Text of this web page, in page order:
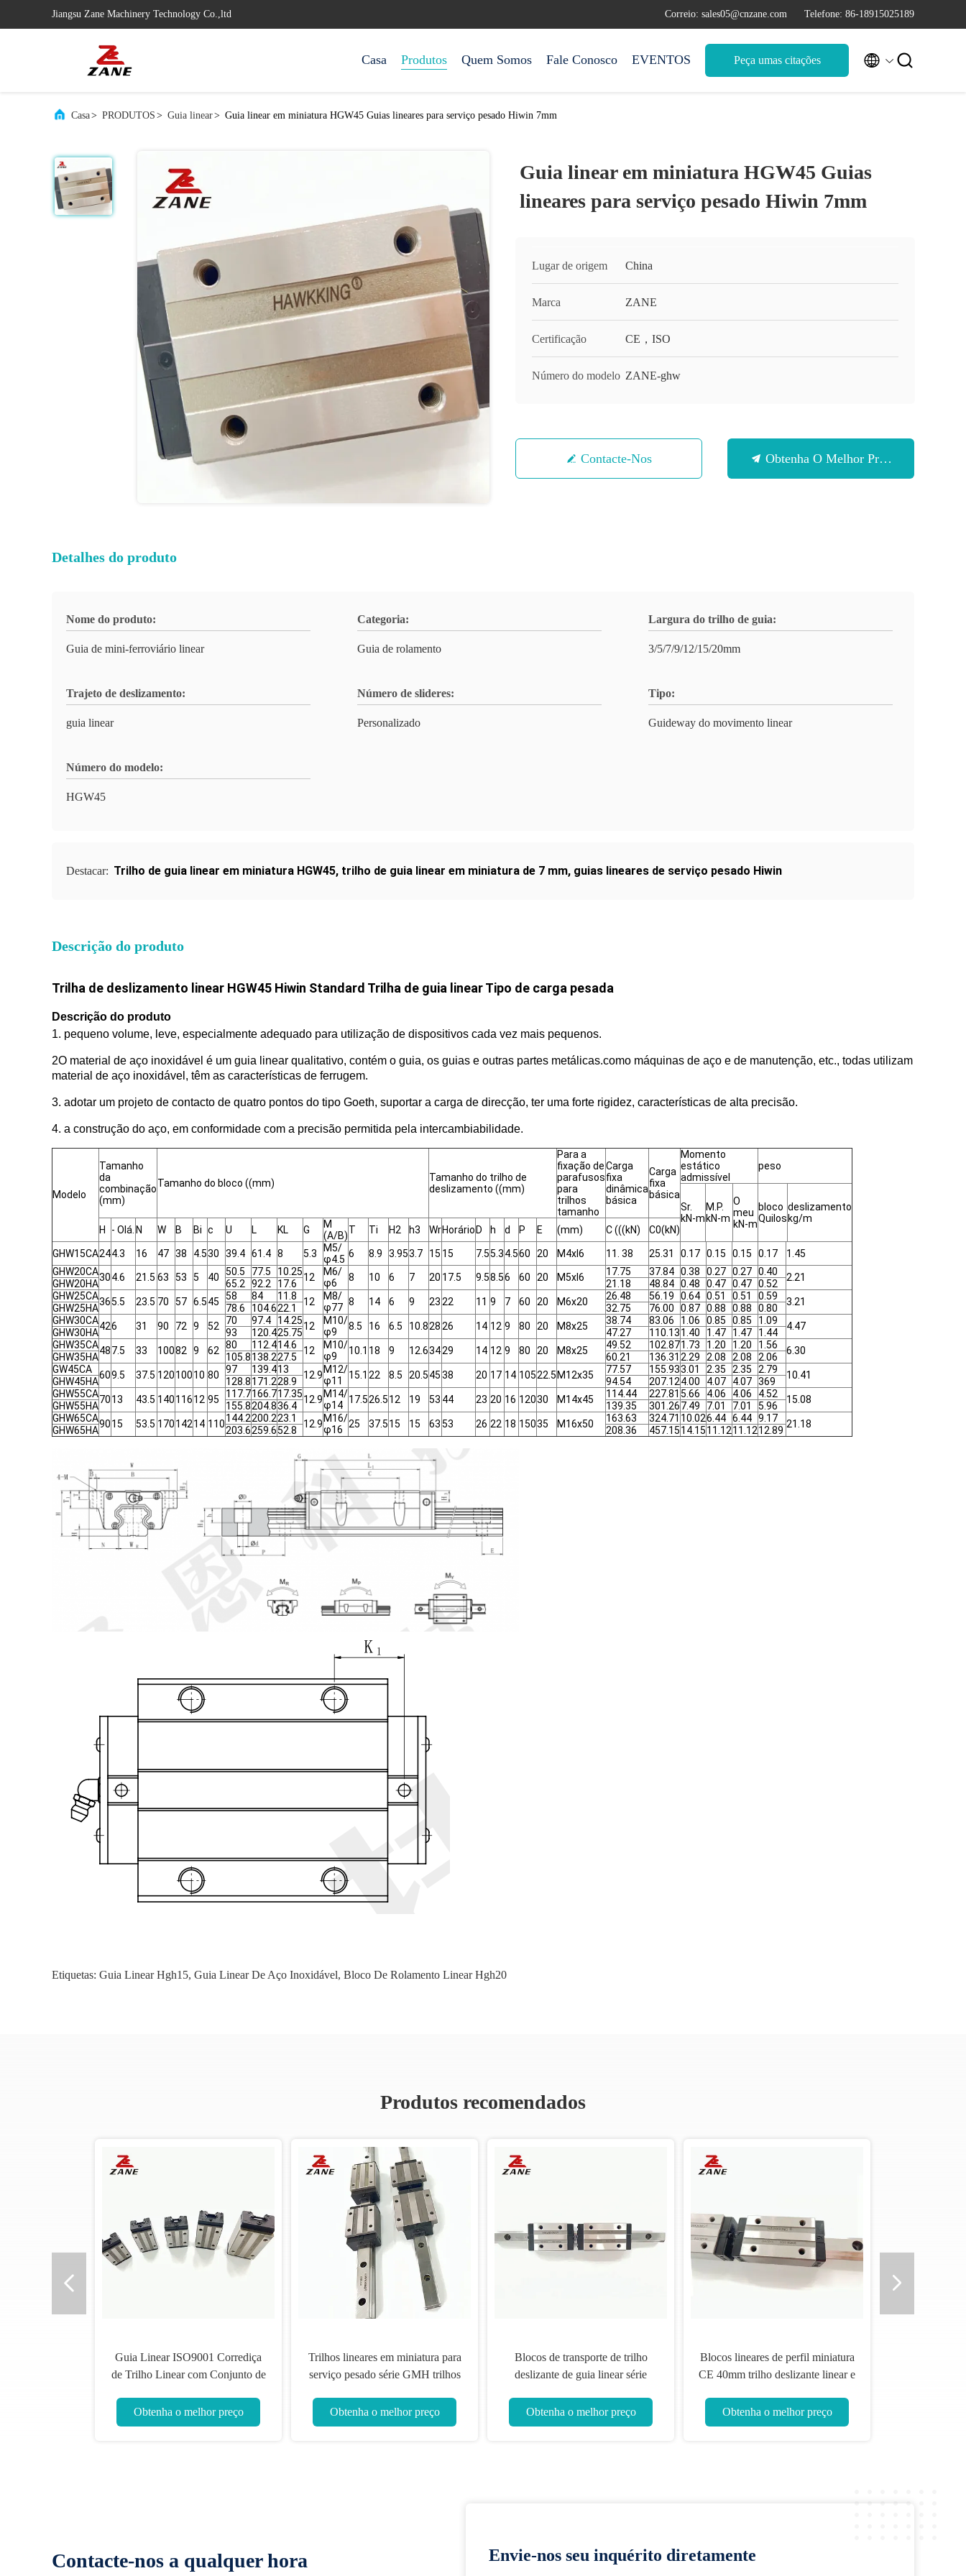
Jiangsu Zane Machinery Technology Co.,ltd Correio: sales05@cnzane.com Telefone: 86-18915025189
Casa Produtos Quem Somos Fale Conosco EVENTOS Peça umas citações  
Casa> PRODUTOS > Guia linear> Guia linear em miniatura HGW45 Guias lineares para serviço pesado Hiwin 7mm
Guia linear em miniatura HGW45 Guias
lineares para serviço pesado Hiwin 7mm
Lugar de origem China
Marca ZANE
Certificação CE，ISO
Número do modelo ZANE-ghw
Contacte-Nos Obtenha O Melhor Preço
Detalhes do produto
Nome do produto:
Guia de mini-ferroviário linear
Categoria:
Guia de rolamento
Largura do trilho de guia:
3/5/7/9/12/15/20mm
Trajeto de deslizamento:
guia linear
Número de slideres:
Personalizado
Tipo:
Guideway do movimento linear
Número do modelo:
HGW45
Destacar: Trilho de guia linear em miniatura HGW45, trilho de guia linear em miniatura de 7 mm, guias lineares de serviço pesado Hiwin
Descrição do produto
Trilha de deslizamento linear HGW45 Hiwin Standard Trilha de guia linear Tipo de carga pesada
Descrição do produto
1. pequeno volume, leve, especialmente adequado para utilização de dispositivos cada vez mais pequenos.
2O material de aço inoxidável é um guia linear qualitativo, contém o guia, os guias e outras partes metálicas.como máquinas de aço e de manutenção, etc., todas utilizam
material de aço inoxidável, têm as características de ferrugem.
3. adotar um projeto de contacto de quatro pontos do tipo Goeth, suportar a carga de direcção, ter uma forte rigidez, características de alta precisão.
4. a construção do aço, em conformidade com a precisão permitida pela intercambiabilidade.
Modelo
Tamanho
da
combinação
(mm)
Tamanho do bloco ((mm)
Tamanho do trilho de
deslizamento ((mm)
Para a
fixação de
parafusos
para
trilhos
tamanho
Carga
fixa
dinâmica
básica
Carga
fixa
básica
Momento
estático
admissível
peso
Sr.
kN-m
M.P.
kN-m
O
meu
kN-m
bloco
Quilos
deslizamento
kg/m
H
- Olá. N W B Bi c U L KL G
M
(A/B)T Ti H2 h3 WrHorário D h d P E (mm) C (((kN) C0(kN)
GHW15CA244.3 16 47 38 4.530 39.4 61.4 8 5.3
M5/
φ4.5 6 8.9 3.953.7 15 15 7.55.34.560 20 M4xl6 11. 38 25.31 0.17 0.15 0.15 0.17
1.45
GHW20CA304.6 21.5 63 53 5 40 50.5 77.5 10.2512
M6/
φ6
8 10 6 7 20 17.5 9.58.56 60 20 M5xl6 17.75 37.84 0.38 0.27 0.27 0.40 2.21
GHW20HA 65.2 92.2 17.6 21.18 48.84 0.48 0.47 0.47 0.52
GHW25CA365.5 23.5 70 57 6.545 58 84 11.8 12
M8/
φ77 8 14 6 9 23 22 11 9 7 60 20 M6x20 26.48 56.19 0.64 0.51 0.51 0.59 3.21
GHW25HA 78.6 104.622.1 32.75 76.00 0.87 0.88 0.88
0.80
GHW30CA426 31 90 72 9 52 70 97.4 14.2512
M10/
φ9
8.5 16 6.5 10.828 26 14 12 9 80 20 M8x25 38.74 83.06 1.06 0.85 0.85 1.09 4.47
GHW30HA 93 120.425.75 47.27 110.131.40 1.47 1.47
1.44
GHW35CA487.5 33 10082 9 62 80 112.414.6 12
M10/
φ9
10.1 18 9 12.63429 14 12 9 80 20 M8x25 49.52 102.871.73 1.20 1.20 1.56 6.30
GHW35HA 105.8138.227.5 60.21 136.31 2.29 2.08 2.08
2.06
GW45CA
609.5 37.5 12010010 80 97 139.413 12.9 M12/
φ11
15.1 22 8.5 20.54538 20 17 14 10522.5 M12x35 77.57 155.933.01 2.35 2.35 2.79 10.41
GHW45HA 128.8171.228.9 94.54 207.124.00 4.07 4.07 369
GHW55CA7013 43.5 14011612 95 117.7166.717.3512.9 M14/
φ14 17.526.512 19 53 44 23 20 16 12030 M14x45 114.44 227.81 5.66 4.06 4.06 4.52 15.08
GHW55HA 155.8204.836.4 139.35 301.267.49 7.01 7.01
5.96
GHW65CA9015 53.5 17014214 110144.2200.223.1 12.9 M16/
φ16
25 37.515 15 6353 26 22 18 15035 M16x50 163.63 324.71 10.026.44 6.44 9.17 21.18
GHW65HA 203.6259.652.8 208.36 457.1514.1511.1211.1212.89
Etiquetas: Guia Linear Hgh15, Guia Linear De Aço Inoxidável, Bloco De Rolamento Linear Hgh20
Produtos recomendados
Guia Linear ISO9001 Corrediça
de Trilho Linear com Conjunto de
Obtenha o melhor preço
Trilhos lineares em miniatura para
serviço pesado série GMH trilhos
Obtenha o melhor preço
Blocos de transporte de trilho
deslizante de guia linear série
distribuição
Obtenha o melhor preço
Blocos lineares de perfil miniatura
CE 40mm trilho deslizante linear e
Obtenha o melhor preço
Contacte-nos a qualquer hora Envie-nos seu inquérito diretamente